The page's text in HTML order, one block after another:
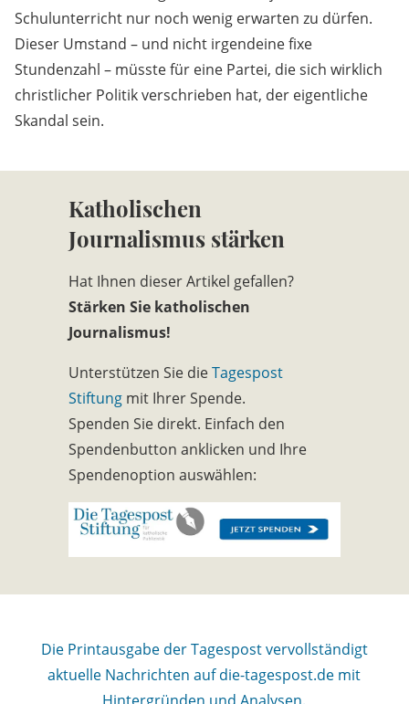
Schulunterricht nur noch wenig erwarten zu dürfen.
Dieser Umstand – und nicht irgendeine fixe
Stundenzahl – müsste für eine Partei, die sich wirklich
christlicher Politik verschrieben hat, der eigentliche
Skandal sein.
Katholischen
Journalismus stärken
Hat Ihnen dieser Artikel gefallen?
Stärken Sie katholischen
Journalismus!
Unterstützen Sie dieTagespost
Stiftung mit Ihrer Spende.
Spenden Sie direkt. Einfach den
Spendenbutton anklicken und Ihre
Spendenoption auswählen:
Die Printausgabe der Tagespost vervollständigt
aktuelle Nachrichten auf die-tagespost.de mit